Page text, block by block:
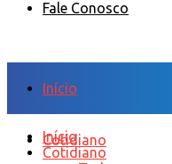
Fale Conosco
Início
Cotidiano
Início
Cotidiano